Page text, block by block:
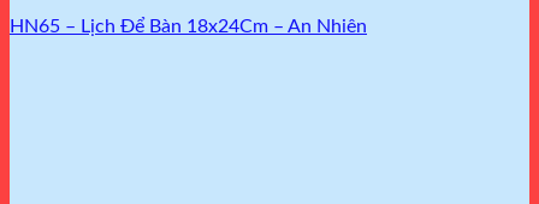
HN65 – Lịch Để Bàn 18x24Cm – An Nhiên